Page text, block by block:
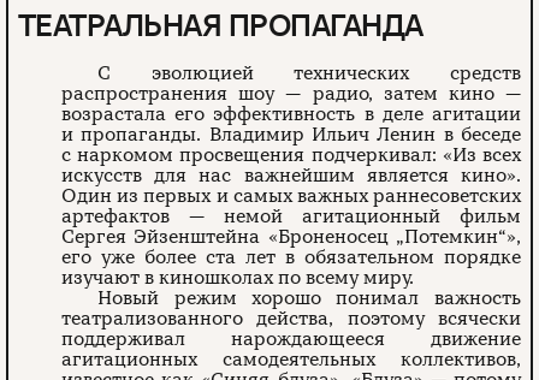
ТЕАТРАЛЬНАЯ ПРОПАГАНДА
С эволюцией технических средств
распространения шоу — радио, затем кино —
возрастала его эффективность в деле агитации
и пропаганды. Владимир Ильич Ленин в беседе
с наркомом просвещения подчеркивал: «Из всех
искусств для нас важнейшим является кино».
Один из первых и самых важных раннесоветских
артефактов — немой агитационный фильм
Сергея Эйзенштейна «Броненосец „Потемкин“»,
его уже более ста лет в обязательном порядке
изучают в киношколах по всему миру.
Новый режим хорошо понимал важность
театрализованного действа, поэтому всячески
поддерживал нарождающееся движение
агитационных самодеятельных коллективов,